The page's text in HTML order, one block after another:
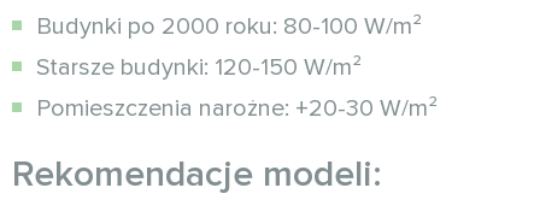
Budynki po 2000 roku: 80-100 W/m²
Starsze budynki: 120-150 W/m²
Pomieszczenia narożne: +20-30 W/m²
Rekomendacje modeli: